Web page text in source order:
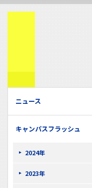
ニュース
キャンパスフラッシュ
2024年
2023年